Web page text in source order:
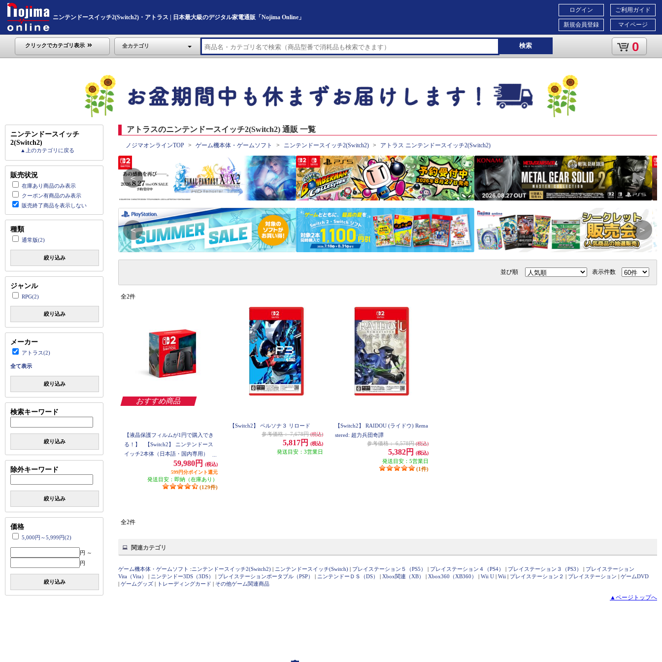
ニンテンドースイッチ2(Switch2)・アトラス | 日本最大級のデジタル家電通販「Nojima Online」
ご利用ガイド
マイページ
ログイン
新規会員登録
クリックでカテゴリ表示 全カテゴリ 検索 0
ニンテンドースイッチ
2(Switch2)
▲上のカテゴリに戻る
販売状況
在庫あり商品のみ表示
クーポン有商品のみ表示
販売終了商品を表示しない
種類
通常版(2)
絞り込み
ジャンル
RPG(2)
絞り込み
メーカー
アトラス(2)
全て表示
絞り込み
検索キーワード
絞り込み
除外キーワード
絞り込み
価格
5,000円～5,999円(2)
円 ～
円
絞り込み
アトラスのニンテンドースイッチ2(Switch2) 通販 一覧
ノジマオンラインTOP ゲーム機本体・ゲームソフト ニンテンドースイッチ2(Switch2) アトラス ニンテンドースイッチ2(Switch2)
＜ ＞
＜ ＞
並び順 表示件数
全2件
おすすめ商品
【液晶保護フィルムが1円で購入でき
る！】
【Switch2】 ニンテンドース
イッチ2本体（日本語・国内専用）
59,980円
(税込)
599円分ポイント還元
発送目安：即納（在庫あり）
(129件)
【Switch2】 ペルソナ３ リロード
参考価格： 7,678円(税込)
5,817円 (税込)
発送目安：3営業日
【Switch2】 RAIDOU (ライドウ) Rema
stered: 超力兵団奇譚
参考価格： 6,578円(税込)
5,382円 (税込)
発送目安：5営業日
(1件)
全2件
関連カテゴリ
ゲーム機本体・ゲームソフト : ニンテンドースイッチ2(Switch2) | ニンテンドースイッチ(Switch) | プレイステーション５（PS5） | プレイステーション４（PS4） | プレイステーション３（PS3） | プレイステーション
Vita（Vita）
| ニンテンドー3DS（3DS） | プレイステーションポータブル（PSP） | ニンテンドーＤＳ（DS） | Xbox関連（XB） | Xbox360（XB360） | Wii U | Wii | プレイステーション２ | プレイステーション | ゲームDVD
| ゲームグッズ | トレーディングカード | その他ゲーム関連商品
▲ページトップへ